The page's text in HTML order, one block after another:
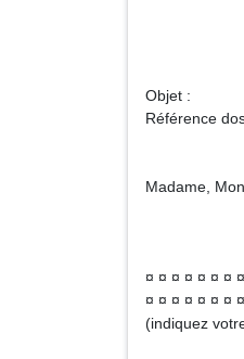
Objet :
Référence
Madame,
¤ ¤ ¤ ¤ ¤ ¤ ¤
¤ ¤ ¤ ¤ ¤ ¤ ¤
(indiquez